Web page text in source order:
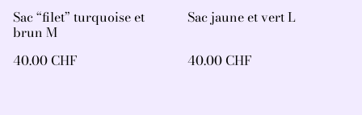
Sac “filet” turquoise et
brun M
40.00 CHF
Sac jaune et vert L
40.00 CHF